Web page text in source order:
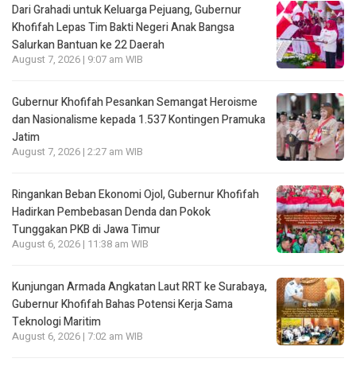
Dari Grahadi untuk Keluarga Pejuang, Gubernur
Khofifah Lepas Tim Bakti Negeri Anak Bangsa
Salurkan Bantuan ke 22 Daerah
August 7, 2026 | 9:07 am WIB
Gubernur Khofifah Pesankan Semangat Heroisme
dan Nasionalisme kepada 1.537 Kontingen Pramuka
Jatim
August 7, 2026 | 2:27 am WIB
Ringankan Beban Ekonomi Ojol, Gubernur Khofifah
Hadirkan Pembebasan Denda dan Pokok
Tunggakan PKB di Jawa Timur
August 6, 2026 | 11:38 am WIB
Kunjungan Armada Angkatan Laut RRT ke Surabaya,
Gubernur Khofifah Bahas Potensi Kerja Sama
Teknologi Maritim
August 6, 2026 | 7:02 am WIB